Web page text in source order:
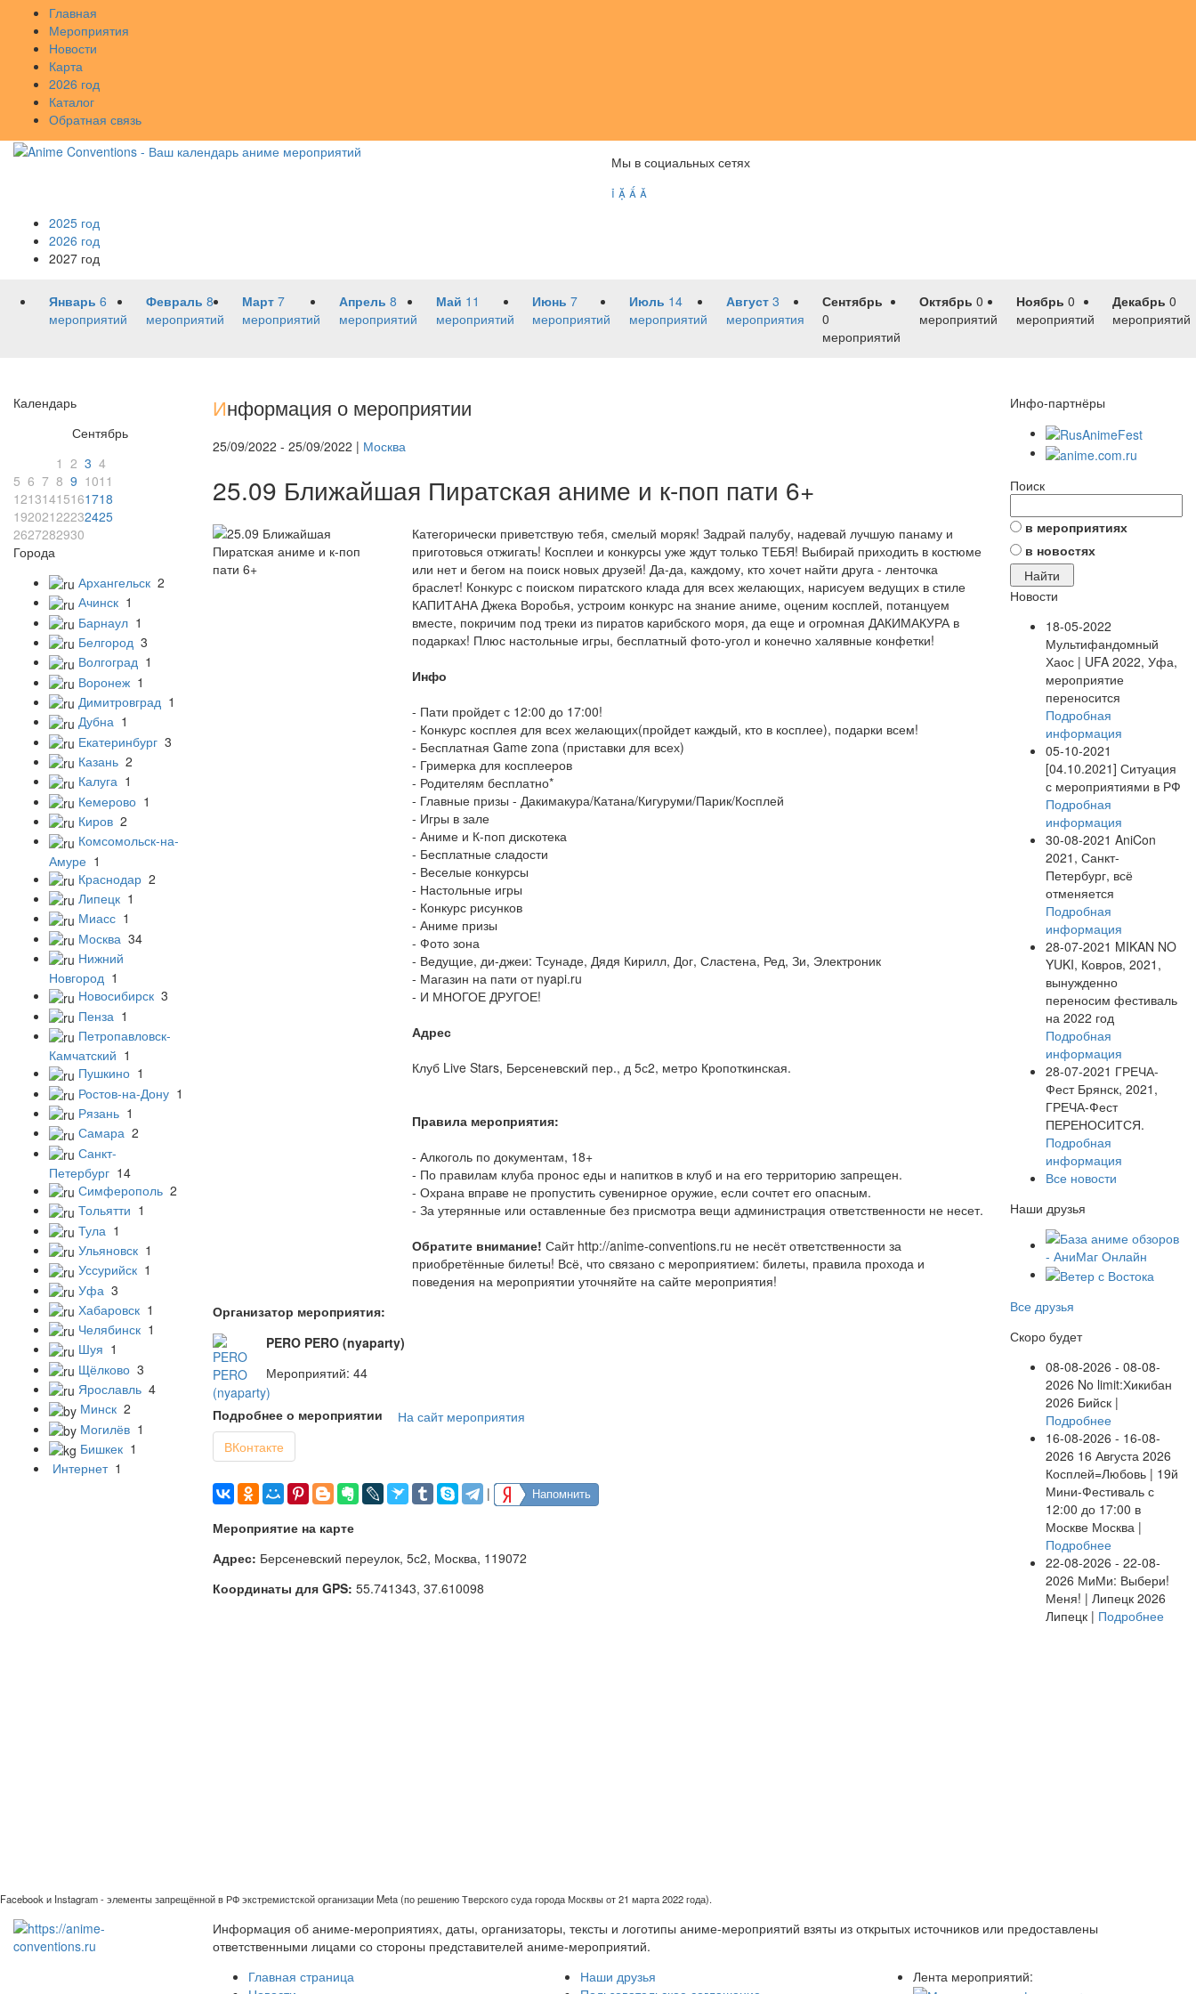
Главная
Мероприятия
Новости
Карта
2026 год
Каталог
Обратная связь
Мы в социальных сетях
   
2025 год
2026 год
2027 год
Январь 6
мероприятий
Февраль 8
мероприятий
Март 7
мероприятий
Апрель 8
мероприятий
Май 11
мероприятий
Июнь 7
мероприятий
Июль 14
мероприятий
Август 3
мероприятия
Сентябрь
0
мероприятий
Октябрь 0
мероприятий
Ноябрь 0
мероприятий
Декабрь 0
мероприятий
Календарь
Сентябрь
1 2 3 4
5 6 7 8 9 1011
12131415161718
19202122232425
2627282930
Города
Архангельск 2
Ачинск 1
Барнаул 1
Белгород 3
Волгоград 1
Воронеж 1
Димитровград 1
Дубна 1
Екатеринбург 3
Казань 2
Калуга 1
Кемерово 1
Киров 2
Комсомольск-на-
Амуре 1
Краснодар 2
Липецк 1
Миасс 1
Москва 34
Нижний
Новгород 1
Новосибирск 3
Пенза 1
Петропавловск-
Камчатский 1
Пушкино 1
Ростов-на-Дону 1
Рязань 1
Самара 2
Санкт-
Петербург 14
Симферополь 2
Тольятти 1
Тула 1
Ульяновск 1
Уссурийск 1
Уфа 3
Хабаровск 1
Челябинск 1
Шуя 1
Щёлково 3
Ярославль 4
Минск 2
Могилёв 1
Бишкек 1
Интернет 1
Информация о мероприятии
25/09/2022 - 25/09/2022 | Москва
25.09 Ближайшая Пиратская аниме и к-поп пати 6+
Категорически приветствую тебя, смелый моряк! Задрай палубу, надевай лучшую панаму и
приготовься отжигать! Косплеи и конкурсы уже ждут только ТЕБЯ! Выбирай приходить в костюме
или нет и бегом на поиск новых друзей! Да-да, каждому, кто хочет найти друга - ленточка
браслет! Конкурс с поиском пиратского клада для всех желающих, нарисуем ведущих в стиле
КАПИТАНА Джека Воробья, устроим конкурс на знание аниме, оценим косплей, потанцуем
вместе, покричим под треки из пиратов карибского моря, да еще и огромная ДАКИМАКУРА в
подарках! Плюс настольные игры, бесплатный фото-угол и конечно халявные конфетки!
Инфо
- Пати пройдет с 12:00 до 17:00!
- Конкурс косплея для всех желающих(пройдет каждый, кто в косплее), подарки всем!
- Бесплатная Game zona (приставки для всех)
- Гримерка для косплееров
- Родителям бесплатно*
- Главные призы - Дакимакура/Катана/Кигуруми/Парик/Косплей
- Игры в зале
- Аниме и К-поп дискотека
- Бесплатные сладости
- Веселые конкурсы
- Настольные игры
- Конкурс рисунков
- Аниме призы
- Фото зона
- Ведущие, ди-джеи: Тсунаде, Дядя Кирилл, Дог, Сластена, Ред, Зи, Электроник
- Магазин на пати от nyapi.ru
- И МНОГОЕ ДРУГОЕ!
Адрес
Клуб Live Stars, Берсеневский пер., д 5с2, метро Кропоткинская.
Правила мероприятия:
- Алкоголь по документам, 18+
- По правилам клуба пронос еды и напитков в клуб и на его территорию запрещен.
- Охрана вправе не пропустить сувенирное оружие, если сочтет его опасным.
- За утерянные или оставленные без присмотра вещи администрация ответственности не несет.
Обратите внимание! Сайт http://anime-conventions.ru не несёт ответственности за
приобретённые билеты! Всё, что связано с мероприятием: билеты, правила прохода и
поведения на мероприятии уточняйте на сайте мероприятия!
Организатор мероприятия:
PERO PERO (nyaparty)
Мероприятий: 44
Подробнее о мероприятии
На сайт мероприятия
ВКонтакте
| Напомнить
Мероприятие на карте
Адрес: Берсеневский переулок, 5с2, Москва, 119072
Координаты для GPS: 55.741343, 37.610098
Инфо-партнёры
Поиск
в мероприятиях
в новостях
Новости
18-05-2022
Мультифандомный
Хаос | UFA 2022, Уфа,
мероприятие
переносится
Подробная
информация
05-10-2021
[04.10.2021] Ситуация
с мероприятиями в РФ
Подробная
информация
30-08-2021 AniCon
2021, Санкт-
Петербург, всё
отменяется
Подробная
информация
28-07-2021 MIKAN NO
YUKI, Ковров, 2021,
вынужденно
переносим фестиваль
на 2022 год
Подробная
информация
28-07-2021 ГРЕЧА-
Фест Брянск, 2021,
ГРЕЧА-Фест
ПЕРЕНОСИТСЯ.
Подробная
информация
Все новости
Наши друзья
Все друзья
Скоро будет
08-08-2026 - 08-08-
2026 No limit:Хикибан
2026 Бийск |
Подробнее
16-08-2026 - 16-08-
2026 16 Августа 2026
Косплей=Любовь | 19й
Мини-Фестиваль с
12:00 до 17:00 в
Москве Москва |
Подробнее
22-08-2026 - 22-08-
2026 МиМи: Выбери!
Меня! | Липецк 2026
Липецк | Подробнее
Facebook и Instagram - элементы запрещённой в РФ экстремистской организации Meta (по решению Тверского суда города Москвы от 21 марта 2022 года).
Информация об аниме-мероприятиях, даты, организаторы, тексты и логотипы аниме-мероприятий взяты из открытых источников или предоставлены
ответственными лицами со стороны представителей аниме-мероприятий.
Главная страница
Наши друзья
Лента мероприятий: